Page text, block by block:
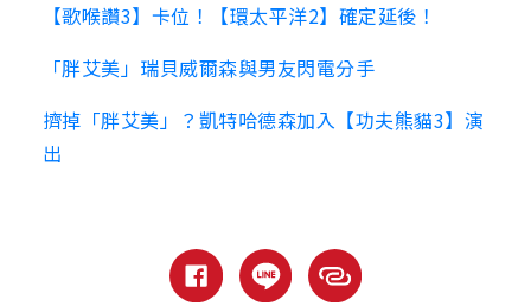
【歌喉讚3】卡位！【環太平洋2】確定延後！
「胖艾美」瑞貝威爾森與男友閃電分手
擠掉「胖艾美」？凱特哈德森加入【功夫熊貓3】演
出